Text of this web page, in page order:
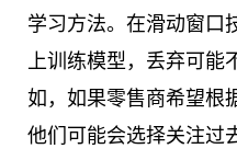
学习方法。在滑动窗口
上训练模型，丢弃可能
如，如果零售商希望根
他们可能会选择关注过